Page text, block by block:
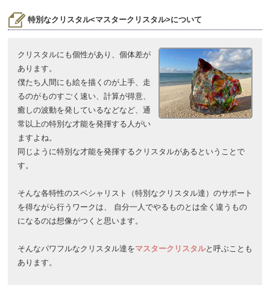
特別なクリスタル<マスタークリスタル>について
クリスタルにも個性があり、個体差が
あります。
僕たち人間にも絵を描くのが上手、走
るのがものすごく速い、計算が得意、
癒しの波動を発しているなどなど、通
常以上の特別な才能を発揮する人がい
ますよね。
同じように特別な才能を発揮するクリスタルがあるということで
す。
そんな各特性のスペシャリスト（特別なクリスタル達）のサポート
を得ながら行うワークは、 自分一人でやるものとは全く違うもの
になるのは想像がつくと思います。
そんなパワフルなクリスタル達をマスタークリスタルと呼ぶことも
あります。